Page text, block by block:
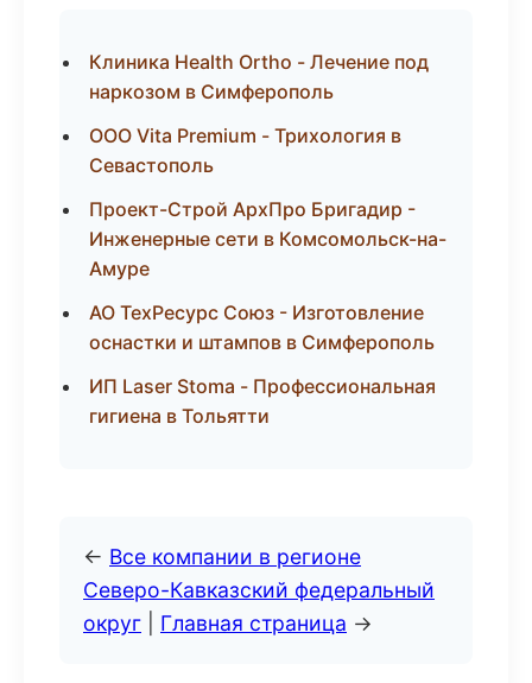
Клиника Health Ortho - Лечение под
наркозом в Симферополь
ООО Vita Premium - Трихология в
Севастополь
Проект-Строй АрхПро Бригадир -
Инженерные сети в Комсомольск-на-
Амуре
АО ТехРесурс Союз - Изготовление
оснастки и штампов в Симферополь
ИП Laser Stoma - Профессиональная
гигиена в Тольятти
← Все компании в регионе
Северо-Кавказский федеральный
округ
Главная страница →